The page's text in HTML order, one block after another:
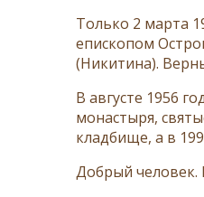
Только 2 марта
епископом
(Никитина).
В августе 1956
монастыря,
кладбище, а в
Добрый человек.